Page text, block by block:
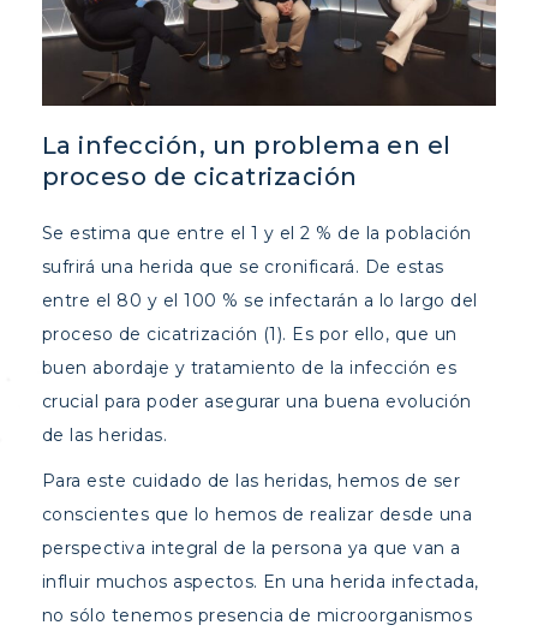
La infección, un problema en el
proceso de cicatrización
Se estima que entre el 1 y el 2 % de la población
sufrirá una herida que se cronificará. De estas
entre el 80 y el 100 % se infectarán a lo largo del
proceso de cicatrización (1). Es por ello, que un
buen abordaje y tratamiento de la infección es
crucial para poder asegurar una buena evolución
de las heridas.
Para este cuidado de las heridas, hemos de ser
conscientes que lo hemos de realizar desde una
perspectiva integral de la persona ya que van a
influir muchos aspectos. En una herida infectada,
no sólo tenemos presencia de microorganismos